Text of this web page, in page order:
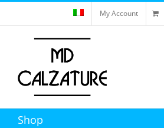
My Account
Shop